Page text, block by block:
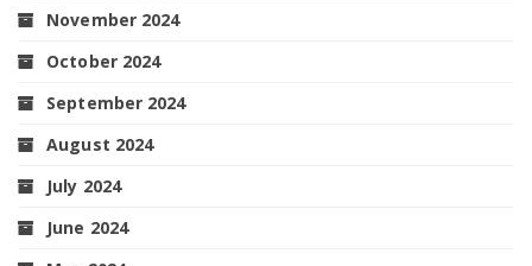
November 2024
October 2024
September 2024
August 2024
July 2024
June 2024